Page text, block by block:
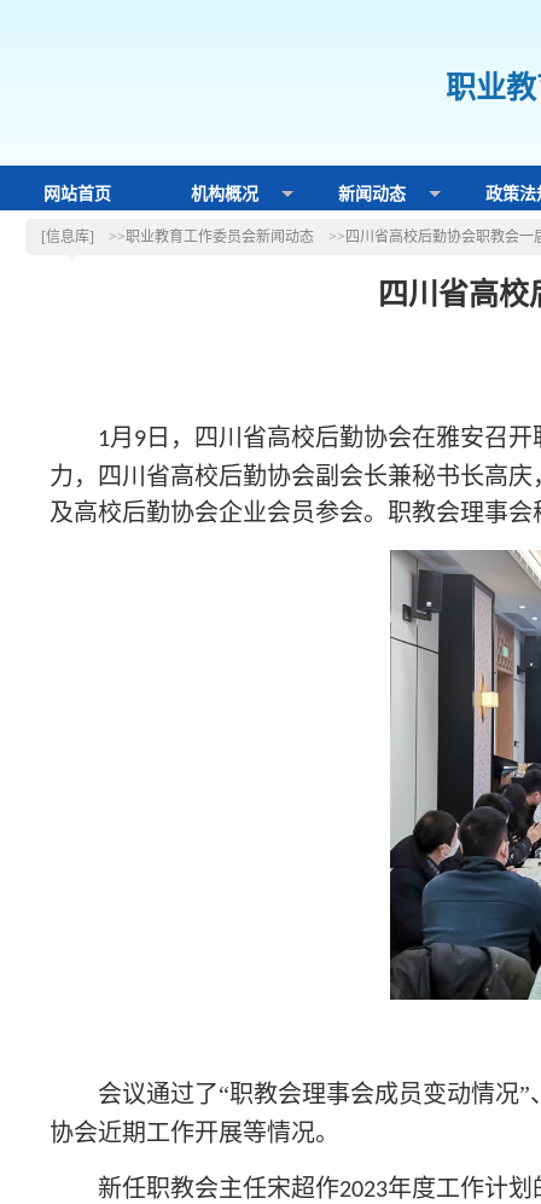
网站首页 机构概况 新闻动态 政策法
职业
[信息库] >>职业教育工作委员会新闻动态 >>四川省高校后勤协会职教会一
四川省高
1月 9 日，四川省高校后勤协会在雅安召
力，四川省高校后勤协会副会长兼秘书长高
及高校后勤协会企业会员参会。职教会理事
会议通过了“职教会理事会成员变动情况”
协会近期工作开展等情况。
新任职教会主任宋超作2023年度工作计